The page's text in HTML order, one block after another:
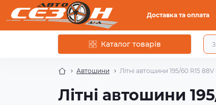
Доставка та оплата
Каталог товарів
Автошини Літні автошини 195/60 R15
Літні автошини